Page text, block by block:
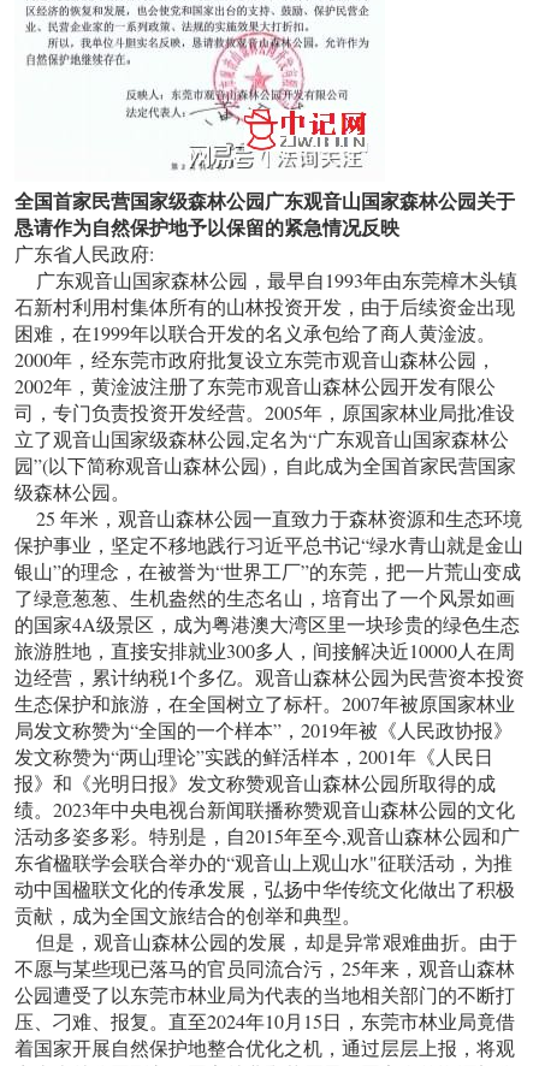
全国首家民营国家级森林公园广东观音山国家森林公园关于
恳请作为自然保护地予以保留的紧急情况反映
广东省人民政府:
广东观音山国家森林公园，最早自1993年由东莞樟木头镇
石新村利用村集体所有的山林投资开发，由于后续资金出现
困难，在1999年以联合开发的名义承包给了商人黄淦波。
2000年，经东莞市政府批复设立东莞市观音山森林公园，
2002年，黄淦波注册了东莞市观音山森林公园开发有限公
司，专门负责投资开发经营。2005年，原国家林业局批准设
立了观音山国家级森林公园,定名为“广东观音山国家森林公
园”(以下简称观音山森林公园)，自此成为全国首家民营国家
级森林公园。
25 年米，观音山森林公园一直致力于森林资源和生态环境
保护事业，坚定不移地践行习近平总书记“绿水青山就是金山
银山”的理念，在被誉为“世界工厂”的东莞，把一片荒山变成
了绿意葱葱、生机盎然的生态名山，培育出了一个风景如画
的国家4A级景区，成为粤港澳大湾区里一块珍贵的绿色生态
旅游胜地，直接安排就业300多人，间接解决近10000人在周
边经营，累计纳税1个多亿。观音山森林公园为民营资本投资
生态保护和旅游，在全国树立了标杆。2007年被原国家林业
局发文称赞为“全国的一个样本”，2019年被《人民政协报》
发文称赞为“两山理论”实践的鲜活样本，2001年《人民日
报》和《光明日报》发文称赞观音山森林公园所取得的成
绩。2023年中央电视台新闻联播称赞观音山森林公园的文化
活动多姿多彩。特别是，自2015年至今,观音山森林公园和广
东省楹联学会联合举办的“观音山上观山水"征联活动，为推
动中国楹联文化的传承发展，弘扬中华传统文化做出了积极
贡献，成为全国文旅结合的创举和典型。
但是，观音山森林公园的发展，却是异常艰难曲折。由于
不愿与某些现已落马的官员同流合污，25年来，观音山森林
公园遭受了以东莞市林业局为代表的当地相关部门的不断打
压、刁难、报复。直至2024年10月15日，东莞市林业局竟借
着国家开展自然保护地整合优化之机，通过层层上报，将观